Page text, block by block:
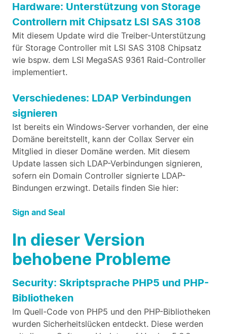
Hardware: Unterstützung von Storage
Controllern mit Chipsatz LSI SAS 3108
Mit diesem Update wird die Treiber-Unterstützung
für Storage Controller mit LSI SAS 3108 Chipsatz
wie bspw. dem LSI MegaSAS 9361 Raid-Controller
implementiert.
Verschiedenes: LDAP Verbindungen
signieren
Ist bereits ein Windows-Server vorhanden, der eine
Domäne bereitstellt, kann der Collax Server ein
Mitglied in dieser Domäne werden. Mit diesem
Update lassen sich LDAP-Verbindungen signieren,
sofern ein Domain Controller signierte LDAP-
Bindungen erzwingt. Details finden Sie hier:
Sign and Seal
In dieser Version
behobene Probleme
Security: Skriptsprache PHP5 und PHP-
Bibliotheken
Im Quell-Code von PHP5 und den PHP-Bibliotheken
wurden Sicherheitslücken entdeckt. Diese werden